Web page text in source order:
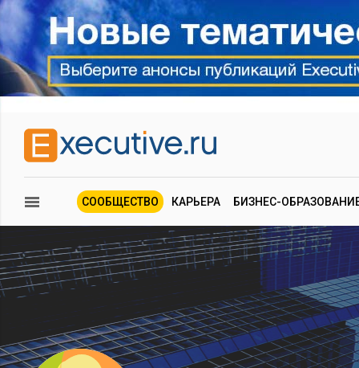
СООБЩЕСТВО КАРЬЕРА БИЗНЕС-